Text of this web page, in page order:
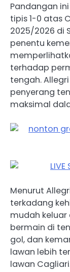
Pandangan
tipis 1-0 atas
2025/2026 di
penentu
terhadap
tengah.
penyerang
maksimal
Menurut
terkadang
mudah keluar
bermain di
gol, dan
lawan lebih
lawan